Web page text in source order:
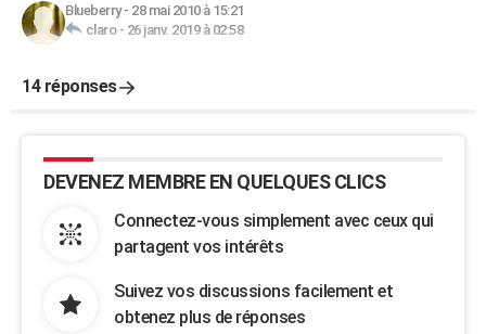
Blueberry- 28 mai 2010 à 15:21
claro- 26 janv. 2019 à 02:58
14 réponses
DEVENEZ MEMBRE EN QUELQUES CLICS
Connectez-vous simplement avec ceux qui
partagent vos intérêts
Suivez vos discussions facilement et
obtenez plus de réponses